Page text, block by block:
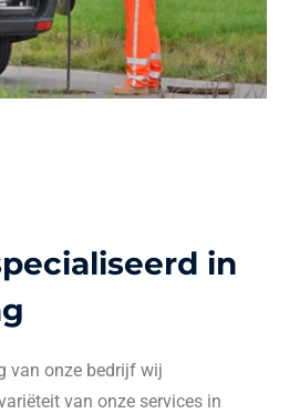
in
van onze bedrijf wij
van onze services in